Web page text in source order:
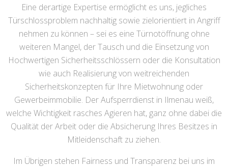
Eine derartige Expertise ermöglicht es uns, jegliches
Türschlossproblem nachhaltig sowie zielorientiert in Angriff
nehmen zu können – sei es eine Türnotöffnung ohne
weiteren Mangel, der Tausch und die Einsetzung von
Hochwertigen Sicherheitsschlössern oder die Konsultation
wie auch Realisierung von weitreichenden
Sicherheitskonzepten für Ihre Mietwohnung oder
Gewerbeimmobilie. Der Aufsperrdienst in Ilmenau weiß,
welche Wichtigkeit rasches Agieren hat, ganz ohne dabei die
Qualität der Arbeit oder die Absicherung Ihres Besitzes in
Mitleidenschaft zu ziehen.
Im Übrigen stehen Fairness und Transparenz bei uns im